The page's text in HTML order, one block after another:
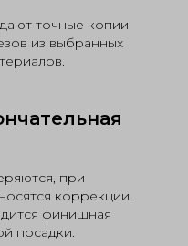
точные копии
из выбранных
при
коррекции.
финишная
посадки.